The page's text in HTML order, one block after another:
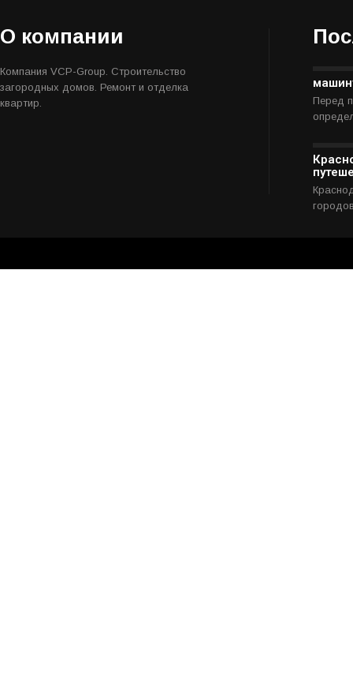
n
v
i
О компании
Компания VCP-Group. Строительство
загородных домов. Ремонт и отделка
квартир.
Перед